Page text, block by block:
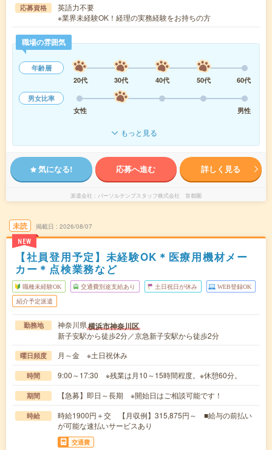
応募資格
英語力不要
※業界未経験OK！経理の実務経験をお持ちの方
職場の雰囲気
年齢層
20代
30代 40代 50代
60代
男女比率
女性
男性
もっと見る
気になる! 応募へ進む 詳しく見る
派遣会社 パーソルテンプスタッフ株式会社 首都圏
未読
NEW
掲載日 2026/08/07
【社員登用予定】未経験OK＊医療用機材メー
カー＊点検業務など
職種未経験OK 交通費別途支給あり 土日祝日が休み WEB登録OK
紹介予定派遣
勤務地 神奈川県横浜市神奈川区
新子安駅から徒歩2分／京急新子安駅から徒歩2分
曜日頻度 月～金 ※土日祝休み
時間 9:00～17:30 ※残業は月10～15時間程度。※休憩60分。
期間 【急募】即日～長期 ※開始日はご相談可能です！
時給
時給1900円＋交 【月収例】315,875円～ ■給与の前払い
が可能な速払いサービスあり
交通費